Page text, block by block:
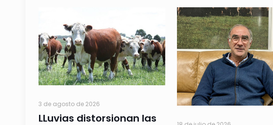
3 de agosto de 2026
LLuvias distorsionan las